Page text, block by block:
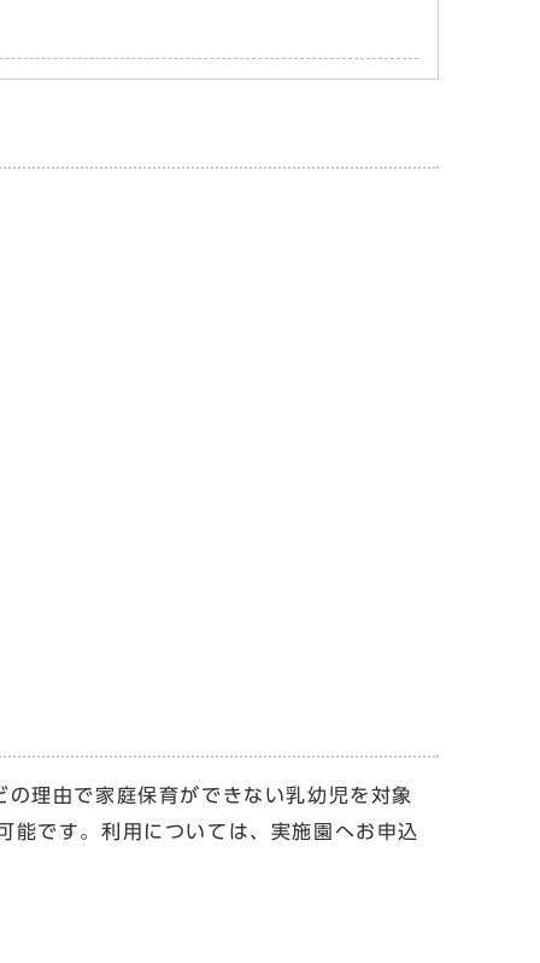
理由で家庭保育ができない乳幼児を対象
能です。利用については、実施園へお申込